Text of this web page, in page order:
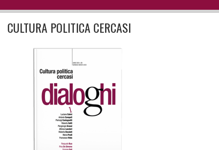
CULTURA POLITICA CERCASI